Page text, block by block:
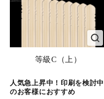
等級C（上）
人気急上昇中！印刷を検討中
のお客様におすすめ